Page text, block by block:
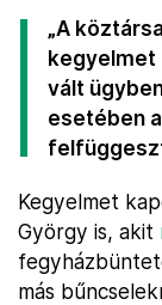
„A
kegyelmet
vált
esetében
Kegyelmet
György is, akit
más